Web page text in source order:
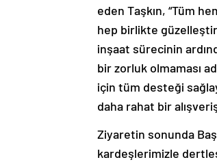
eden Taşkın, “Tüm
hep birlikte
inşaat sürecinin
bir zorluk olmaması
için tüm desteği
daha rahat bir
Ziyaretin sonunda
kardeşlerimizle